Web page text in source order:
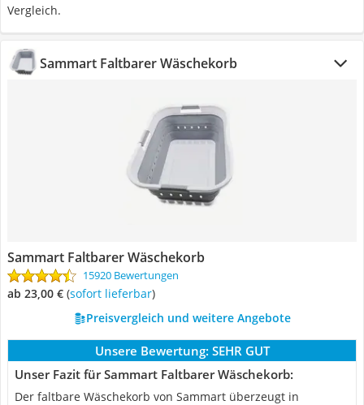
Vergleich.
Sammart Faltbarer Wäschekorb
Sammart Faltbarer Wäschekorb
15920 Bewertungen
ab 23,00 € ( Sofort lieferbar)
Preisvergleich und weitere Angebote
Unsere Bewertung: SEHR GUT
Unser Fazit für Sammart Faltbarer Wäschekorb:
Der faltbare Wäschekorb von Sammart überzeugt in